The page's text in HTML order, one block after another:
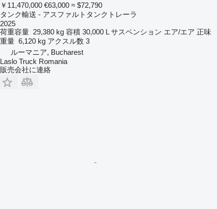
￥11,470,000 €63,000 ≈ $72,790
タンク輸送 - アスファルトタンクトレーラ
2025
荷重容量 29,380 kg 容積 30,000 L サスペンション エア/エア 正味
重量 6,120 kg アクスル数 3
ルーマニア, Bucharest
Laslo Truck Romania
販売会社に連絡